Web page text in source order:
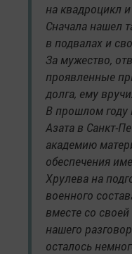
на квадроцикл
Сначала нашел
в подвалах и
За мужество,
проявленные
долга, ему
В прошлом году
Азата в Санкт-
академию
обеспечения
Хрулева на
военного
вместе со
нашего
осталось